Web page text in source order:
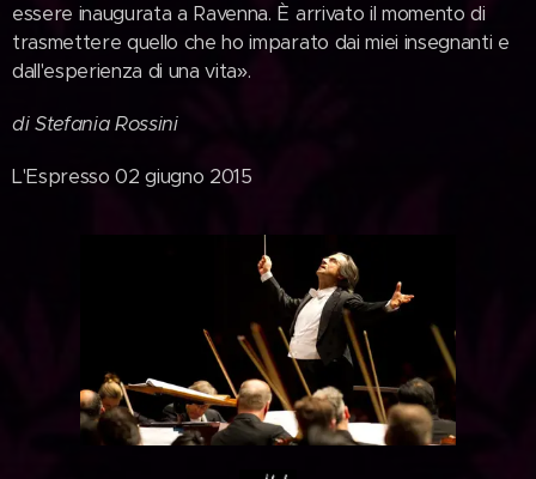
essere inaugurata a Ravenna. È arrivato il momento di
trasmettere quello che ho imparato dai miei insegnanti e
dall'esperienza di una vita».
di Stefania Rossini
L'Espresso 02 giugno 2015